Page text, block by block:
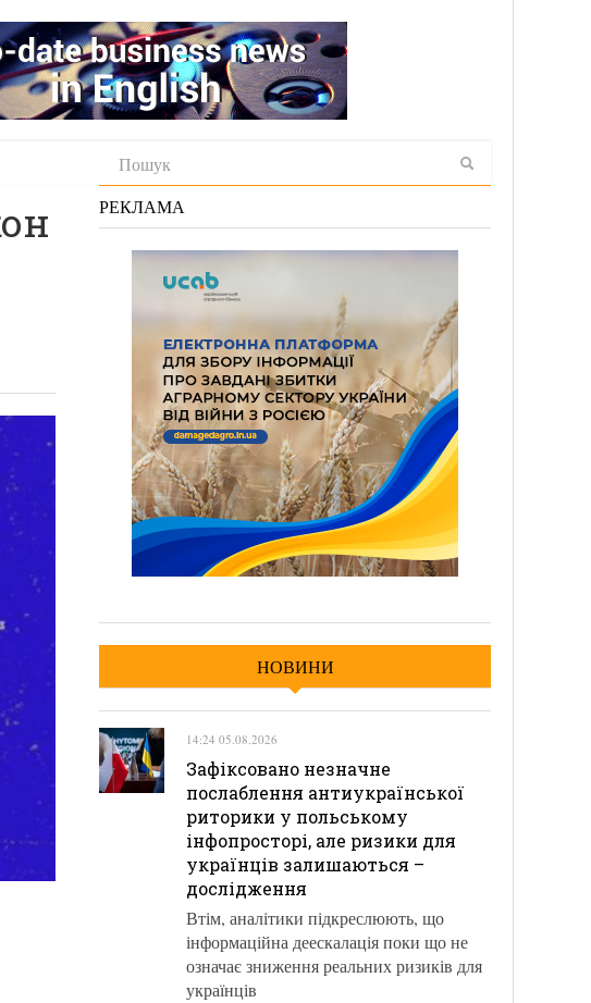
РЕКЛАМА
НОВИНИ
14:24 05.08.2026
Зафіксовано незначне
послаблення антиукраїнської
риторики у польському
інфопросторі, але ризики для
українців залишаються –
дослідження
Втім, аналітики підкреслюють, що
інформаційна деескалація поки що не
означає зниження реальних ризиків для
українців